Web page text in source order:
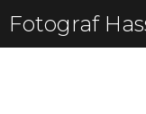
Fotograf